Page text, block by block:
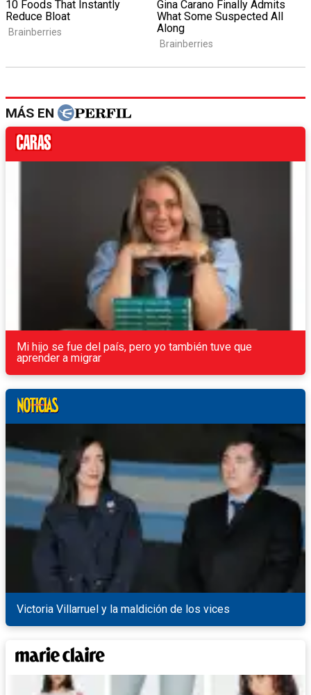
MÁS EN
Mi hijo se fue del país, pero yo también tuve que
aprender a migrar
Victoria Villarruel y la maldición de los vices